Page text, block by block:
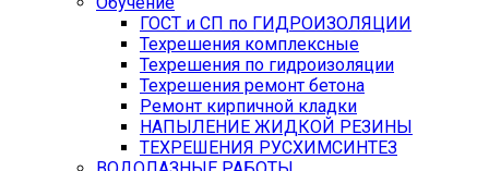
ГОСТ и СП по ГИДРОИЗОЛЯЦИИ
Техрешения комплексные
Техрешения по гидроизоляции
Техрешения ремонт бетона
Ремонт кирпичной кладки
НАПЫЛЕНИЕ ЖИДКОЙ РЕЗИНЫ
ТЕХРЕШЕНИЯ РУСХИМСИНТЕЗ